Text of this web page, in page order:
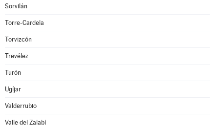
Sorvilán
Torre-Cardela
Torvizcón
Trevélez
Turón
Ugíjar
Valderrubio
Valle del Zalabí